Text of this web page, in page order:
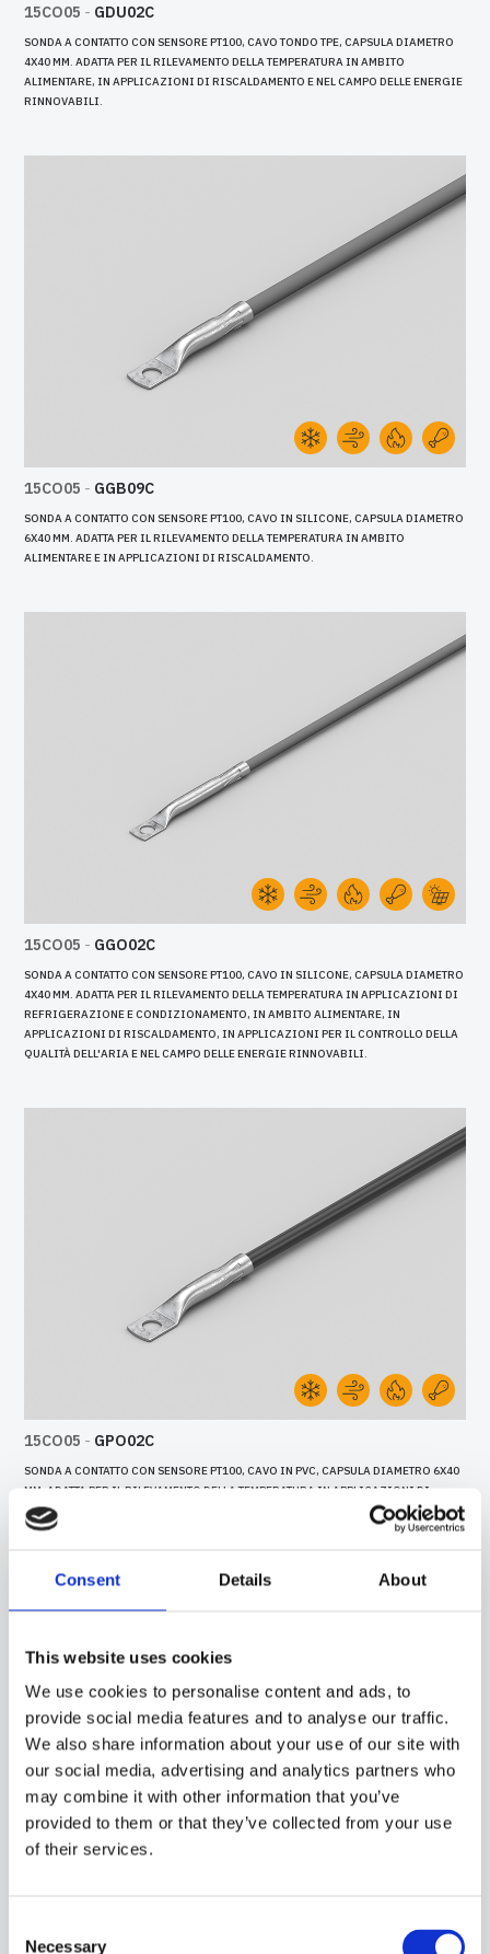
Consent Details About
This website uses cookies
We use cookies to personalise content and ads, to
provide social media features and to analyse our traffic.
We also share information about your use of our site with
our social media, advertising and analytics partners who
may combine it with other information that you’ve
provided to them or that they’ve collected from your use
of their services.
Necessary
15CO05 - GDU02C
SONDA A CONTATTO CON SENSORE PT100, CAVO TONDO TPE, CAPSULA DIAMETRO
4X40 MM. ADATTA PER IL RILEVAMENTO DELLA TEMPERATURA IN AMBITO
ALIMENTARE, IN APPLICAZIONI DI RISCALDAMENTO E NEL CAMPO DELLE ENERGIE
RINNOVABILI.
15CO05 - GGB09C
SONDA A CONTATTO CON SENSORE PT100, CAVO IN SILICONE, CAPSULA DIAMETRO
6X40 MM. ADATTA PER IL RILEVAMENTO DELLA TEMPERATURA IN AMBITO
ALIMENTARE E IN APPLICAZIONI DI RISCALDAMENTO.
15CO05 - GGO02C
SONDA A CONTATTO CON SENSORE PT100, CAVO IN SILICONE, CAPSULA DIAMETRO
4X40 MM. ADATTA PER IL RILEVAMENTO DELLA TEMPERATURA IN APPLICAZIONI DI
REFRIGERAZIONE E CONDIZIONAMENTO, IN AMBITO ALIMENTARE, IN
APPLICAZIONI DI RISCALDAMENTO, IN APPLICAZIONI PER IL CONTROLLO DELLA
QUALITÀ DELL'ARIA E NEL CAMPO DELLE ENERGIE RINNOVABILI.
15CO05 - GPO02C
SONDA A CONTATTO CON SENSORE PT100, CAVO IN PVC, CAPSULA DIAMETRO 6X40
MM. ADATTA PER IL RILEVAMENTO DELLA TEMPERATURA IN APPLICAZIONI DI
REFRIGERAZIONE E CONDIZIONAMENTO, IN AMBITO ALIMENTARE, IN
APPLICAZIONI DI RISCALDAMENTO E IN APPLICAZIONI PER IL CONTROLLO DELLA
15CO05